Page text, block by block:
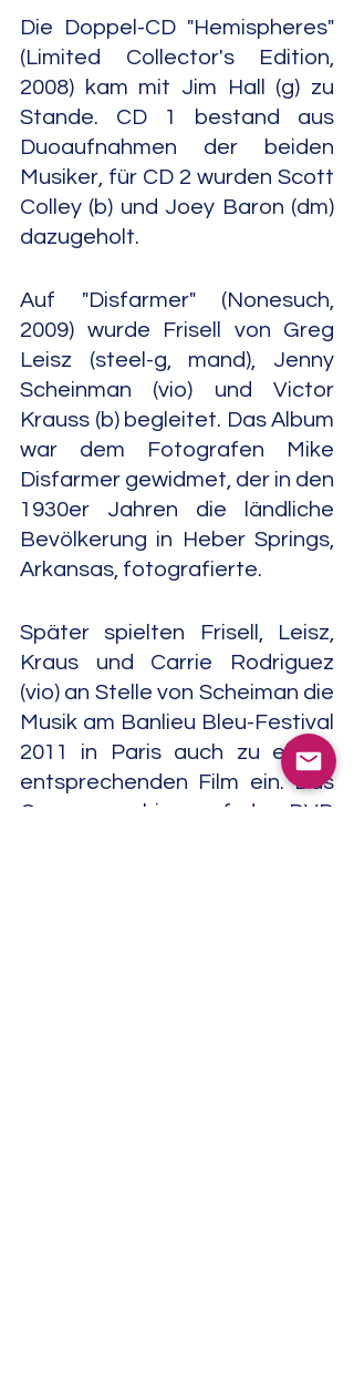
Die Doppel-CD "Hemispheres"
(Limited Collector's Edition,
2008) kam mit Jim Hall (g) zu
Stande. CD 1 bestand aus
Duoaufnahmen der beiden
Musiker, für CD 2 wurden Scott
Colley (b) und Joey Baron (dm)
dazugeholt.
Auf "Disfarmer" (Nonesuch,
2009) wurde Frisell von Greg
Leisz (steel-g, mand), Jenny
Scheinman (vio) und Victor
Krauss (b) begleitet. Das Album
war dem Fotografen Mike
Disfarmer gewidmet, der in den
1930er Jahren die ländliche
Bevölkerung in Heber Springs,
Arkansas, fotografierte.
Später spielten Frisell, Leisz,
Kraus und Carrie Rodriguez
(vio) an Stelle von Scheiman die
Musik am Banlieu Bleu-Festival
2011 in Paris auch zu einem
entsprechenden Film ein. Das
Ganze erschien auf der DVD